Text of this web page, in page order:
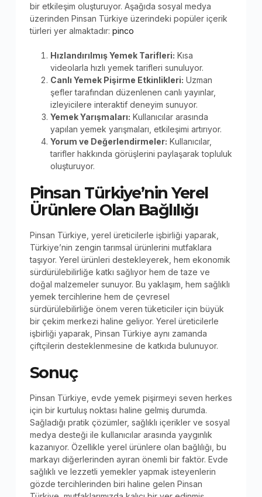
bir etkileşim oluşturuyor. Aşağıda sosyal medya
üzerinden Pinsan Türkiye üzerindeki popüler içerik
türleri yer almaktadır: pinco
Hızlandırılmış Yemek Tarifleri: Kısa
videolarla hızlı yemek tarifleri sunuluyor.
Canlı Yemek Pişirme Etkinlikleri: Uzman
şefler tarafından düzenlenen canlı yayınlar,
izleyicilere interaktif deneyim sunuyor.
Yemek Yarışmaları: Kullanıcılar arasında
yapılan yemek yarışmaları, etkileşimi artırıyor.
Yorum ve Değerlendirmeler: Kullanıcılar,
tarifler hakkında görüşlerini paylaşarak topluluk
oluşturuyor.
Pinsan Türkiye’nin Yerel
Ürünlere Olan Bağlılığı
Pinsan Türkiye, yerel üreticilerle işbirliği yaparak,
Türkiye’nin zengin tarımsal ürünlerini mutfaklara
taşıyor. Yerel ürünleri destekleyerek, hem ekonomik
sürdürülebilirliğe katkı sağlıyor hem de taze ve
doğal malzemeler sunuyor. Bu yaklaşım, hem sağlıklı
yemek tercihlerine hem de çevresel
sürdürülebilirliğe önem veren tüketiciler için büyük
bir çekim merkezi haline geliyor. Yerel üreticilerle
işbirliği yaparak, Pinsan Türkiye aynı zamanda
çiftçilerin desteklenmesine de katkıda bulunuyor.
Sonuç
Pinsan Türkiye, evde yemek pişirmeyi seven herkes
için bir kurtuluş noktası haline gelmiş durumda.
Sağladığı pratik çözümler, sağlıklı içerikler ve sosyal
medya desteği ile kullanıcılar arasında yaygınlık
kazanıyor. Özellikle yerel ürünlere olan bağlılığı, bu
markayı diğerlerinden ayıran önemli bir faktör. Evde
sağlıklı ve lezzetli yemekler yapmak isteyenlerin
gözde tercihlerinden biri haline gelen Pinsan